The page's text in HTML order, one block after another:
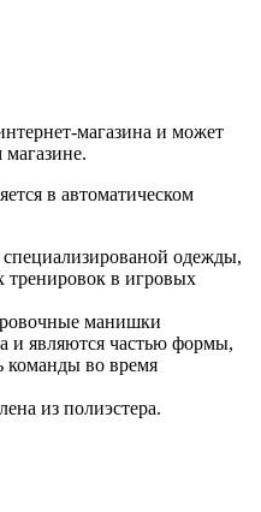
магазина и может
в автоматическом
одежды,
тренировок в игровых
манишки
и являются частью формы,
команды во время
из полиэстера.